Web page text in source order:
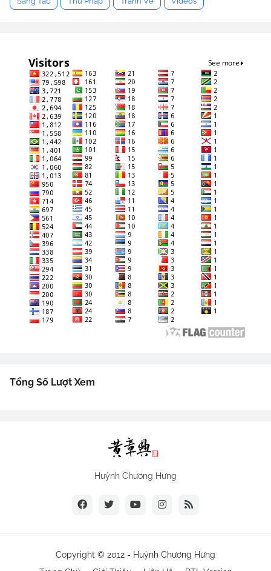
Tổng Số Lượt Xem
Huỳnh Chương Hưng
Copyright © 2012 - Huỳnh Chương Hưng